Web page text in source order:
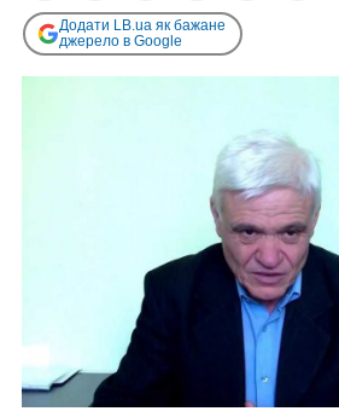
Додати LB.ua як бажане
джерело в Google